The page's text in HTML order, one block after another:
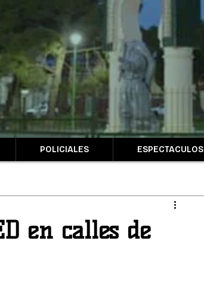
POLICIALES ESPECTACULOS
en calles de